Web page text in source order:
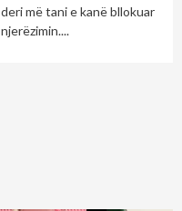
deri më tani e kanë bllokuar
njerëzimin....